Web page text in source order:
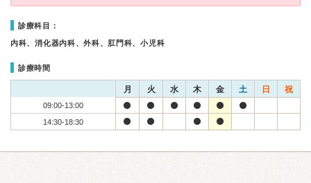
診療科目：
内科、消化器内科、外科、肛門科、小児科
診療時間
月 火 水 木 金 土 日 祝
09:00-13:00
14:30-18:30